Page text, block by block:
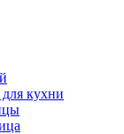
кухни